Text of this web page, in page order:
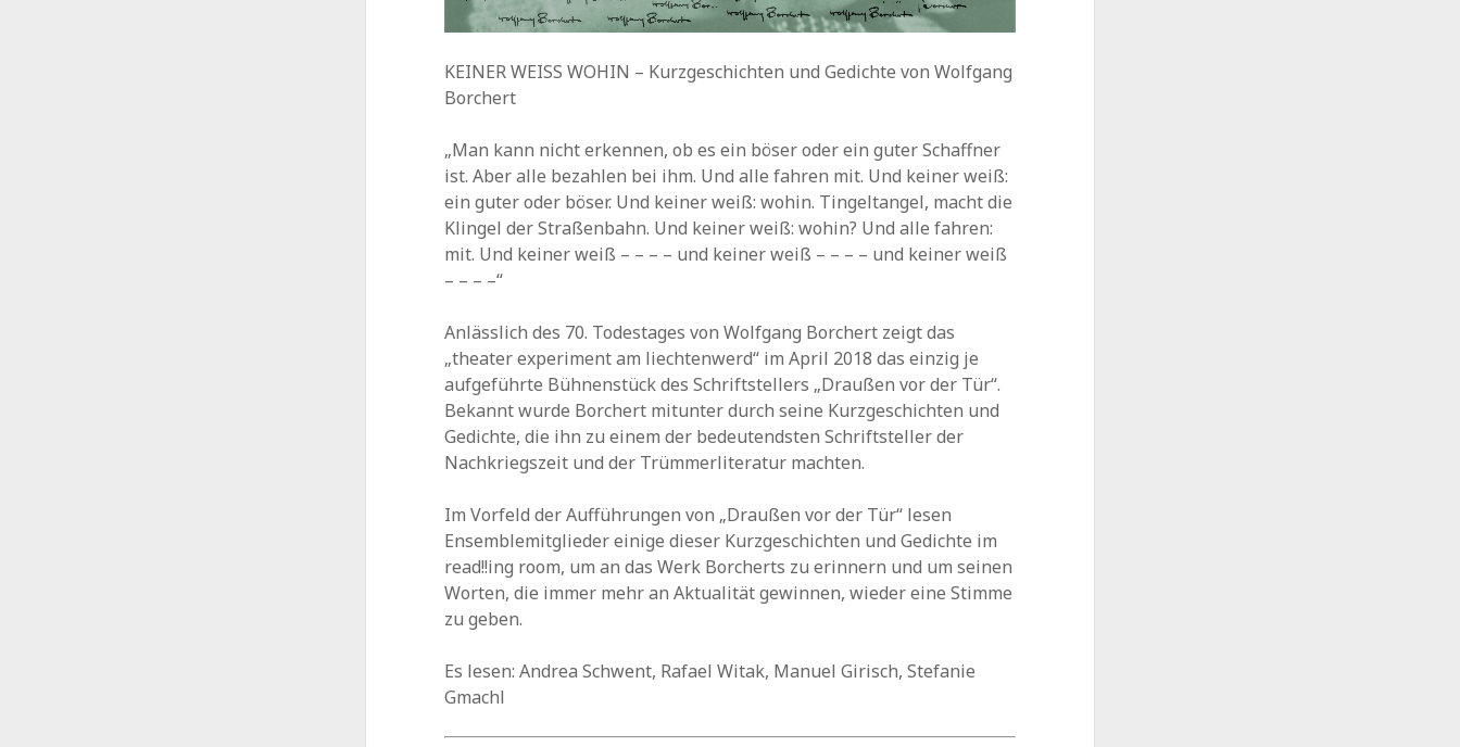
KEINER WEISS WOHIN – Kurzgeschichten und Gedichte von Wolfgang
Borchert
„Man kann nicht erkennen, ob es ein böser oder ein guter Schaffner
ist. Aber alle bezahlen bei ihm. Und alle fahren mit. Und keiner weiß:
ein guter oder böser. Und keiner weiß: wohin. Tingeltangel, macht die
Klingel der Straßenbahn. Und keiner weiß: wohin? Und alle fahren:
mit. Und keiner weiß – – – – und keiner weiß – – – – und keiner weiß
– – – –“
Anlässlich des 70. Todestages von Wolfgang Borchert zeigt das
„theater experiment am liechtenwerd“ im April 2018 das einzig je
aufgeführte Bühnenstück des Schriftstellers „Draußen vor der Tür“.
Bekannt wurde Borchert mitunter durch seine Kurzgeschichten und
Gedichte, die ihn zu einem der bedeutendsten Schriftsteller der
Nachkriegszeit und der Trümmerliteratur machten.
Im Vorfeld der Aufführungen von „Draußen vor der Tür“ lesen
Ensemblemitglieder einige dieser Kurzgeschichten und Gedichte im
read!!ing room, um an das Werk Borcherts zu erinnern und um seinen
Worten, die immer mehr an Aktualität gewinnen, wieder eine Stimme
zu geben.
Es lesen: Andrea Schwent, Rafael Witak, Manuel Girisch, Stefanie
Gmachl